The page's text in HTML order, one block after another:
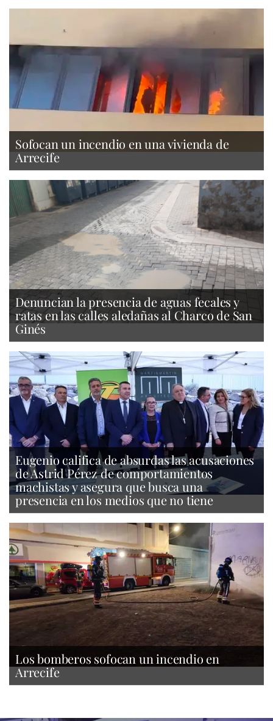
Sofocan un incendio en una vivienda de
Arrecife
Denuncian la presencia de aguas fecales y
ratas en las calles aledañas al Charco de San
Ginés
Eugenio califica de absurdas las acusaciones
de Astrid Pérez de comportamientos
machistas y asegura que busca una
presencia en los medios que no tiene
Los bomberos sofocan un incendio en
Arrecife